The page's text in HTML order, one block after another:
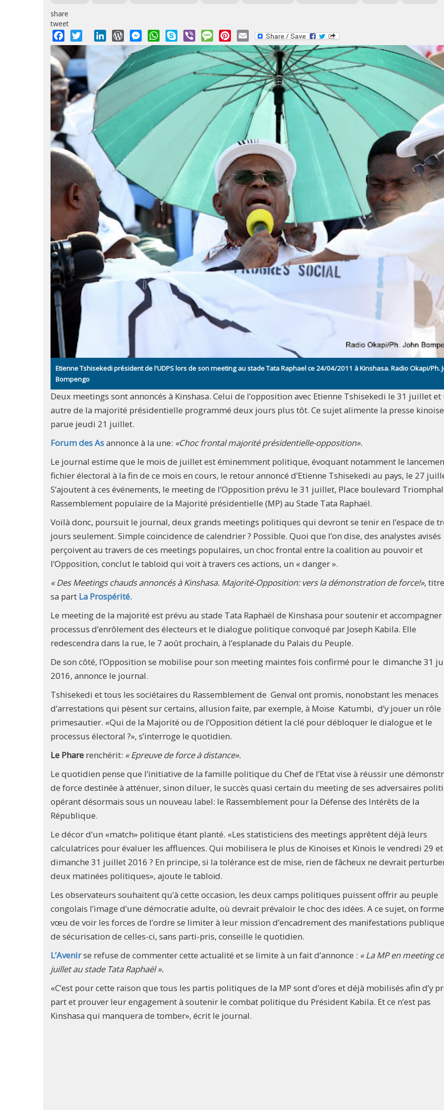
share
tweet
Facebook
Twitter LinkedInWordPressMessengerWhatsApp
Skype Viber MessagePinterest
Email
Etienne Tshisekedi président de l'UDPS lors de son meeting au stade Tata Raphael ce 24/04/2011 à Kinshasa. Radio Okapi/Ph.
Bompengo
Deux meetings sont annoncés à Kinshasa. Celui de l’opposition avec Etienne Tshisekedi le 31 juillet et
autre de la majorité présidentielle programmé deux jours plus tôt. Ce sujet alimente la presse kinoise
parue jeudi 21 juillet.
Forum des Asannonce à la une: «Choc frontal majorité présidentielle-opposition».
Le journal estime que le mois de juillet est éminemment politique, évoquant notamment le
fichier électoral à la fin de ce mois en cours, le retour annoncé d’Etienne Tshisekedi au pays, le 27
S’ajoutent à ces événements, le meeting de l’Opposition prévu le 31 juillet, Place boulevard
Rassemblement populaire de la Majorité présidentielle (MP) au Stade Tata Raphaël.
Voilà donc, poursuit le journal, deux grands meetings politiques qui devront se tenir en l’espace de
jours seulement. Simple coïncidence de calendrier ? Possible. Quoi que l’on dise, des analystes avisés
perçoivent au travers de ces meetings populaires, un choc frontal entre la coalition au pouvoir et
l’Opposition, conclut le tabloïd qui voit à travers ces actions, un « danger ».
« Des Meetings chauds annoncés à Kinshasa. Majorité-Opposition: vers la démonstration de force!»,
sa part La Prospérité.
Le meeting de la majorité est prévu au stade Tata Raphaël de Kinshasa pour soutenir et accompagner
processus d’enrôlement des électeurs et le dialogue politique convoqué par Joseph Kabila. Elle
redescendra dans la rue, le 7 août prochain, à l’esplanade du Palais du Peuple.
De son côté, l’Opposition se mobilise pour son meeting maintes fois confirmé pour le dimanche 31
2016, annonce le journal.
Tshisekedi et tous les sociétaires du Rassemblement de Genval ont promis, nonobstant les menaces
d’arrestations qui pèsent sur certains, allusion faite, par exemple, à Moïse Katumbi, d’y jouer un rôle
primesautier. «Qui de la Majorité ou de l’Opposition détient la clé pour débloquer le dialogue et le
processus électoral ?», s’interroge le quotidien.
Le Phare renchérit: « Epreuve de force à distance».
Le quotidien pense que l’initiative de la famille politique du Chef de l’Etat vise à réussir une
de force destinée à atténuer, sinon diluer, le succès quasi certain du meeting de ses adversaires
opérant désormais sous un nouveau label: le Rassemblement pour la Défense des Intérêts de la
République.
Le décor d’un «match» politique étant planté. «Les statisticiens des meetings apprêtent déjà leurs
calculatrices pour évaluer les affluences. Qui mobilisera le plus de Kinoises et Kinois le vendredi 29
dimanche 31 juillet 2016 ? En principe, si la tolérance est de mise, rien de fâcheux ne devrait
deux matinées politiques», ajoute le tabloïd.
Les observateurs souhaitent qu’à cette occasion, les deux camps politiques puissent offrir au peuple
congolais l’image d’une démocratie adulte, où devrait prévaloir le choc des idées. A ce sujet, on
vœu de voir les forces de l’ordre se limiter à leur mission d’encadrement des manifestations
de sécurisation de celles-ci, sans parti-pris, conseille le quotidien.
L’Avenirse refuse de commenter cette actualité et se limite à un fait d’annonce : « La MP en meeting
juillet au stade Tata Raphaël ».
«C’est pour cette raison que tous les partis politiques de la MP sont d’ores et déjà mobilisés afin d’y
part et prouver leur engagement à soutenir le combat politique du Président Kabila. Et ce n’est pas
Kinshasa qui manquera de tomber», écrit le journal.